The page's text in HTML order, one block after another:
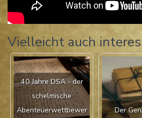
Vielleicht auch
40 Jahre DSA - der
schelmische
Abenteuerwettbewer
Der